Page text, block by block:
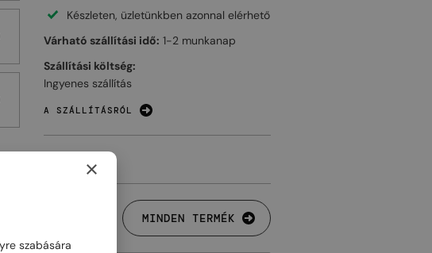
Készleten, üzletünkben azonnal elérhető
Várható szállítási idő: 1-2 munkanap
Szállítási költség:
Ingyenes szállítás
A SZÁLLÍTÁSRÓL
MINDEN TERMÉK
×
szabására